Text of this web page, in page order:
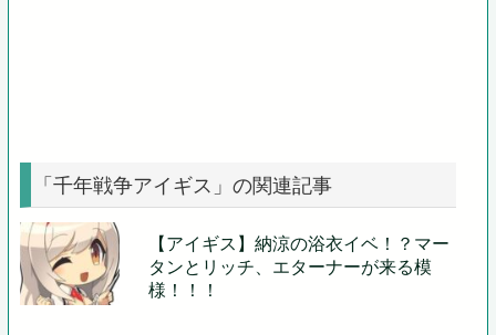
「千年戦争アイギス」の関連記事
【アイギス】納涼の浴衣イベ！？マー
タンとリッチ、エターナーが来る模
様！！！